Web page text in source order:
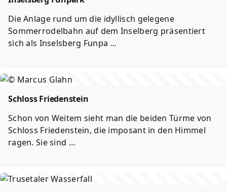
Die Anlage rund um die idyllisch gelegene
Sommerrodelbahn auf dem Inselberg präsentiert
sich als Inselsberg Funpa …
Schloss Friedenstein
Schon von Weitem sieht man die beiden Türme von
Schloss Friedenstein, die imposant in den Himmel
ragen. Sie sind …